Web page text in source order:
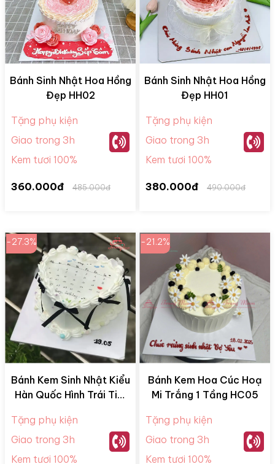
Bánh Sinh Nhật Hoa Hồng
Đẹp HH02
Tặng phụ kiện
Giao trong 3h
Kem tươi 100%
360.000đ 485.000đ
Bánh Sinh Nhật Hoa Hồng
Đẹp HH01
Tặng phụ kiện
Giao trong 3h
Kem tươi 100%
380.000đ 490.000đ
-27.3%
Bánh Kem Sinh Nhật Kiểu
Hàn Quốc Hình Trái Tim
Tặng phụ kiện
Giao trong 3h
Kem tươi 100%
-21.2%
Bánh Kem Hoa Cúc Hoạ
Mi Trắng 1 Tầng HC05
Tặng phụ kiện
Giao trong 3h
Kem tươi 100%